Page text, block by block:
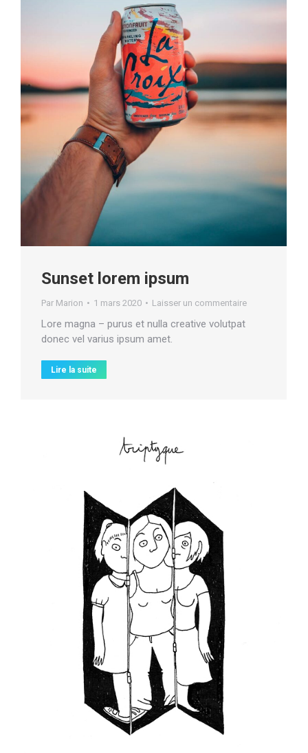
Sunset lorem ipsum
Par Marion 1 mars 2020 Laisser un commentaire
Lore magna – purus et nulla creative volutpat
donec vel varius ipsum amet.
Lire la suite